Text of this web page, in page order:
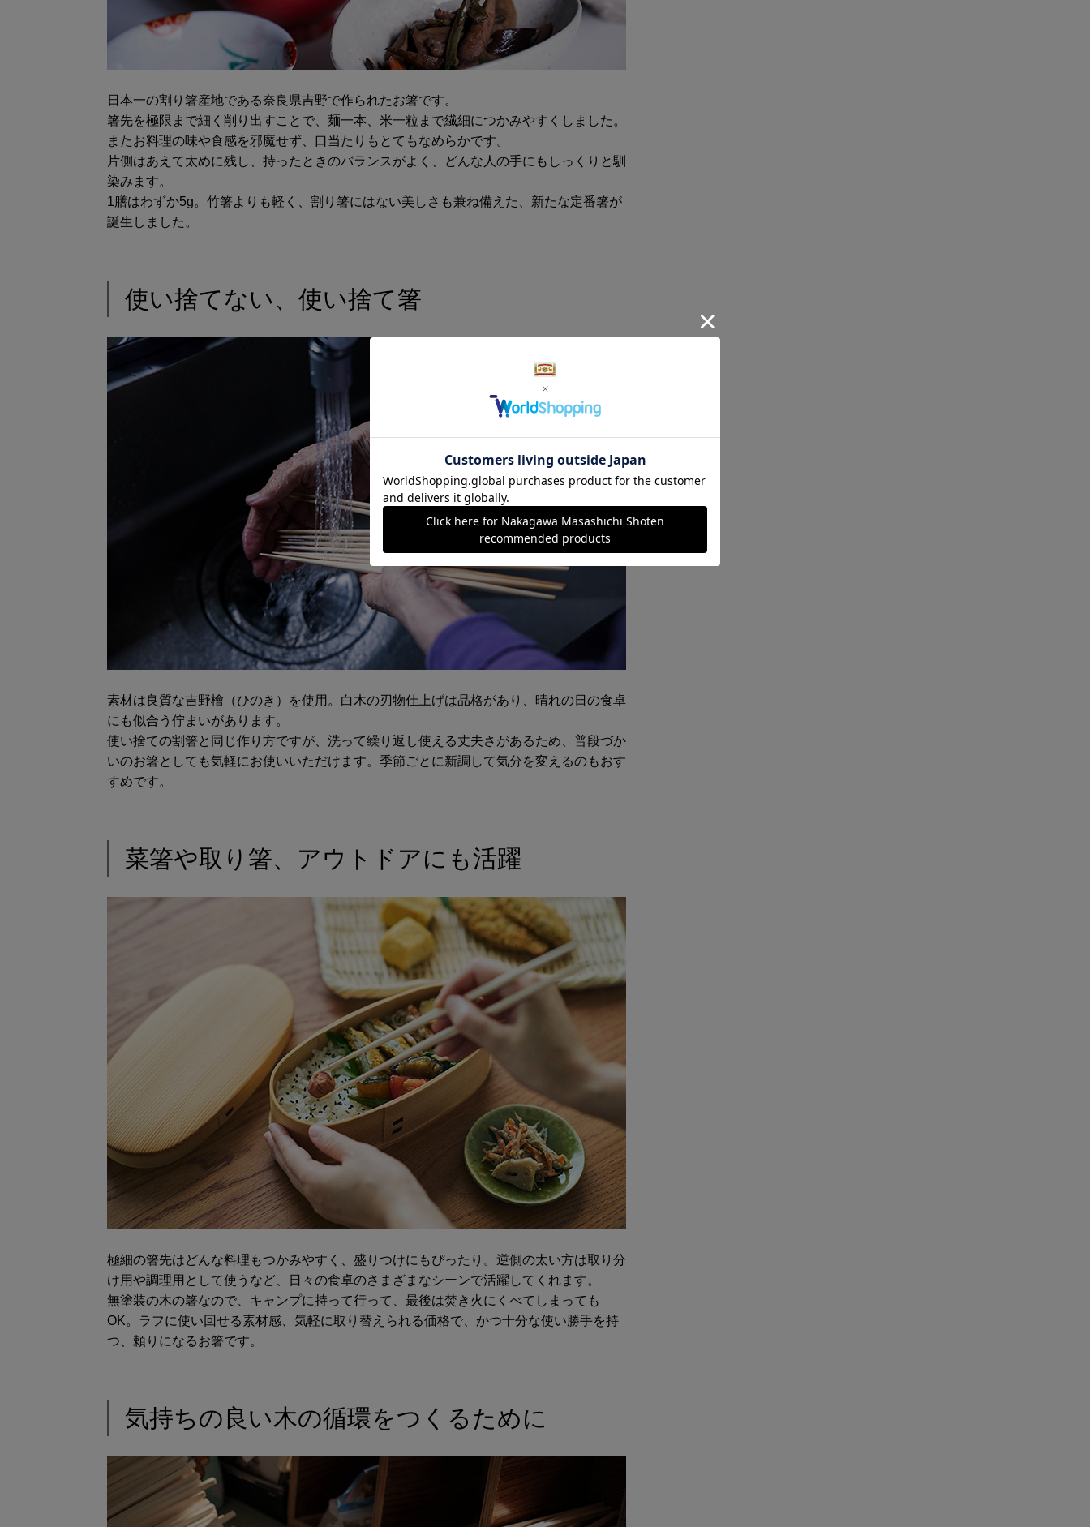
日本一の割り箸産地である奈良県吉野で作られたお箸です。
箸先を極限まで細く削り出すことで、麺一本、米一粒まで繊細につかみやすくしました。
またお料理の味や食感を邪魔せず、口当たりもとてもなめらかです。
片側はあえて太めに残し、持ったときのバランスがよく、どんな人の手にもしっくりと馴
染みます。
1膳はわずか5g。竹箸よりも軽く、割り箸にはない美しさも兼ね備えた、新たな定番箸が
誕生しました。
使い捨てない、使い捨て箸
素材は良質な吉野檜（ひのき）を使用。白木の刃物仕上げは品格があり、晴れの日の食卓
にも似合う佇まいがあります。
使い捨ての割箸と同じ作り方ですが、洗って繰り返し使える丈夫さがあるため、普段づか
いのお箸としても気軽にお使いいただけます。季節ごとに新調して気分を変えるのもおす
すめです。
菜箸や取り箸、アウトドアにも活躍
極細の箸先はどんな料理もつかみやすく、盛りつけにもぴったり。逆側の太い方は取り分
け用や調理用として使うなど、日々の食卓のさまざまなシーンで活躍してくれます。
無塗装の木の箸なので、キャンプに持って行って、最後は焚き火にくべてしまっても
OK。ラフに使い回せる素材感、気軽に取り替えられる価格で、かつ十分な使い勝手を持
つ、頼りになるお箸です。
気持ちの良い木の循環をつくるために